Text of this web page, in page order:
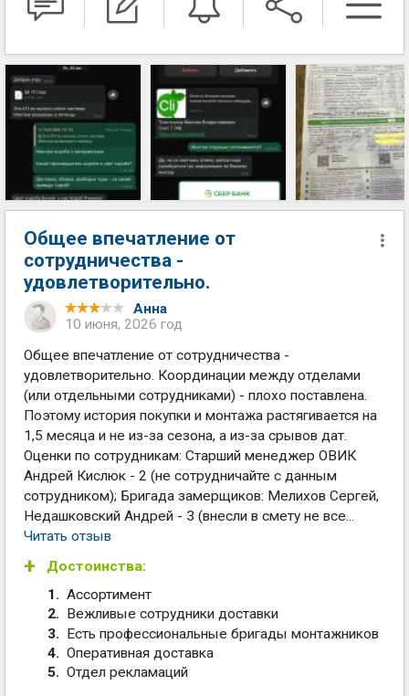
Общее впечатление от
сотрудничества -
удовлетворительно.
Анна
10 июня, 2026 год
Общее впечатление от сотрудничества -
удовлетворительно. Координации между отделами
(или отдельными сотрудниками) - плохо поставлена.
Поэтому история покупки и монтажа растягивается на
1,5 месяца и не из-за сезона, а из-за срывов дат.
Оценки по сотрудникам: Старший менеджер ОВИК
Андрей Кислюк - 2 (не сотрудничайте с данным
сотрудником); Бригада замерщиков: Мелихов Сергей,
Недашковский Андрей - 3 (внесли в смету не все...
Читать отзыв
Достоинства:
Ассортимент
Вежливые сотрудники доставки
Есть профессиональные бригады монтажников
Оперативная доставка
Отдел рекламаций